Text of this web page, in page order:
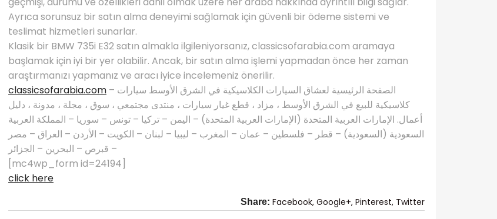
Ayrıca sorunsuz bir satın alma deneyimi sağlamak için güvenli bir ödeme sistemi ve
teslimat hizmetleri sunarlar.
Klasik bir BMW 735i E32 satın almakla ilgileniyorsanız, classicsofarabia.com aramaya
başlamak için iyi bir yer olabilir. Ancak, bir satın alma işlemi yapmadan önce her zaman
araştırmanızı yapmanız ve aracı iyice incelemeniz önerilir.
classicsofarabia.com – الصفحة الرئيسية لعشاق السيارات الكلاسيكية في الشرق الأوسط سيارات
كلاسيكية للبيع في الشرق الأوسط ، مزاد ، قطع غيار سيارات ، منتدى مجتمعي ، سوق ، مجلة ، مدونة ، دليل
أعمال. الإمارات العربية المتحدة (الإمارات العربية المتحدة) – اليمن – تركيا – تونس – سوريا – المملكة العربية
السعودية (السعودية) – قطر – فلسطين – عمان – المغرب – ليبيا – لبنان – الكويت – الأردن – العراق – مصر
– قبرص – البحرين – الجزائر
[mc4wp_form id=24194]
click here
Share: Facebook, Google+, Pinterest, Twitter